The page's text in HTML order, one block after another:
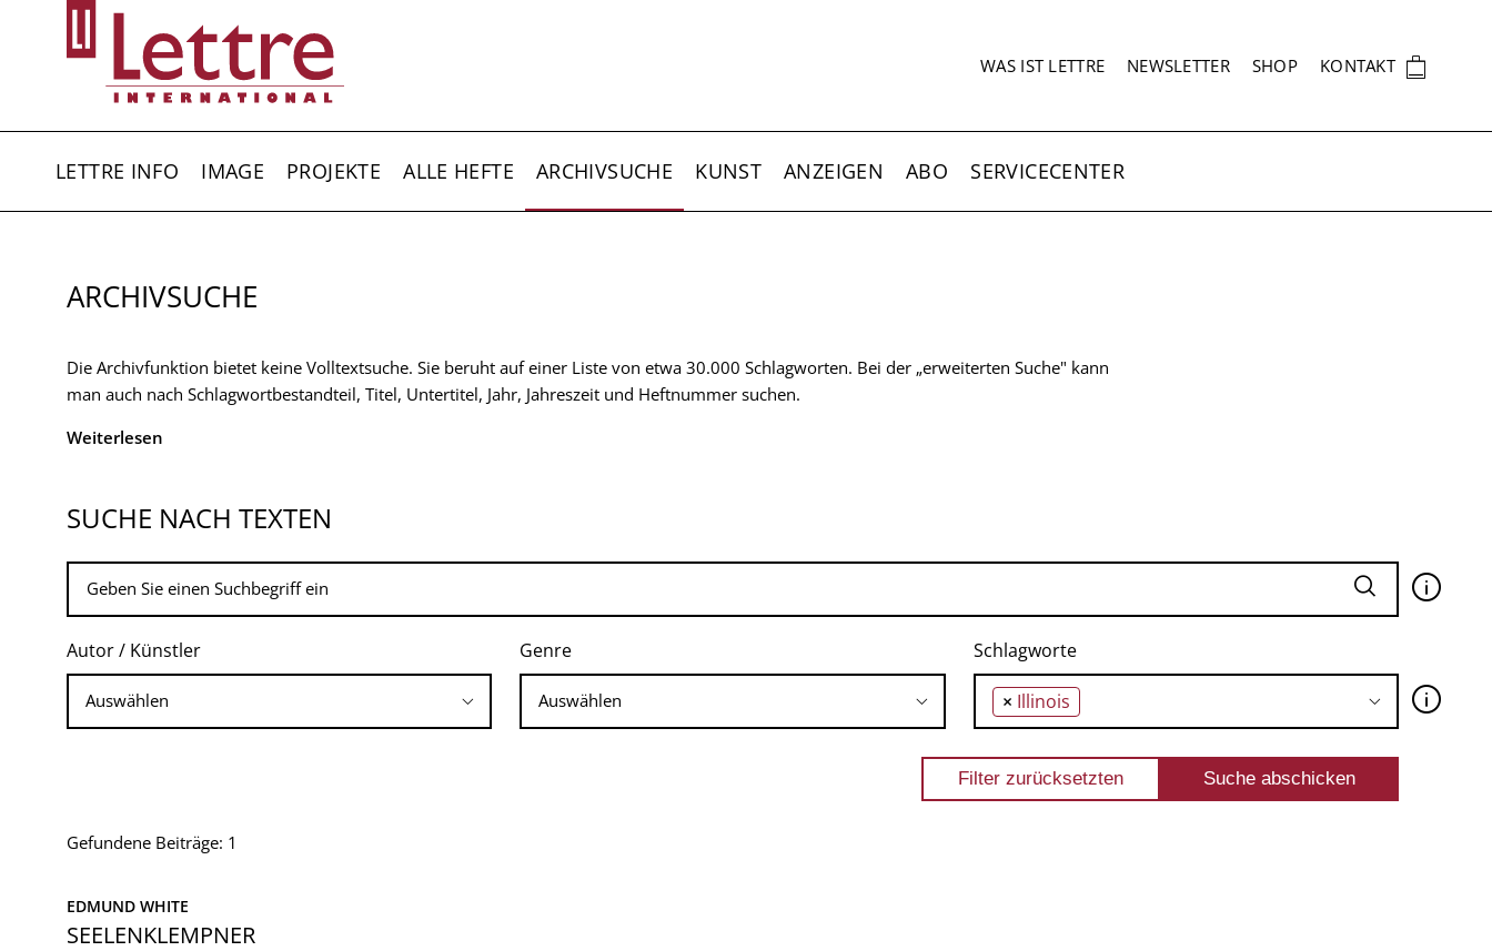
SEKUNDÄRNAVIGATION
WAS IST LETTRE NEWSLETTER SHOP KONTAKT 🛍
LETTRE INFO IMAGE PROJEKTE ALLE HEFTE ARCHIVSUCHE KUNST ANZEIGEN ABO SERVICECENTER
ARCHIVSUCHE
Die Archivfunktion bietet keine Volltextsuche. Sie beruht auf einer Liste von etwa 30.000 Schlagworten. Bei der „erweiterten Suche" kann
man auch nach Schlagwortbestandteil, Titel, Untertitel, Jahr, Jahreszeit und Heftnummer suchen.
Weiterlesen
SUCHE NACH TEXTEN
🛈
Autor / Künstler Genre Schlagworte
× Illinois 🛈
Gefundene Beiträge: 1
EDMUND WHITE
SEELENKLEMPNER